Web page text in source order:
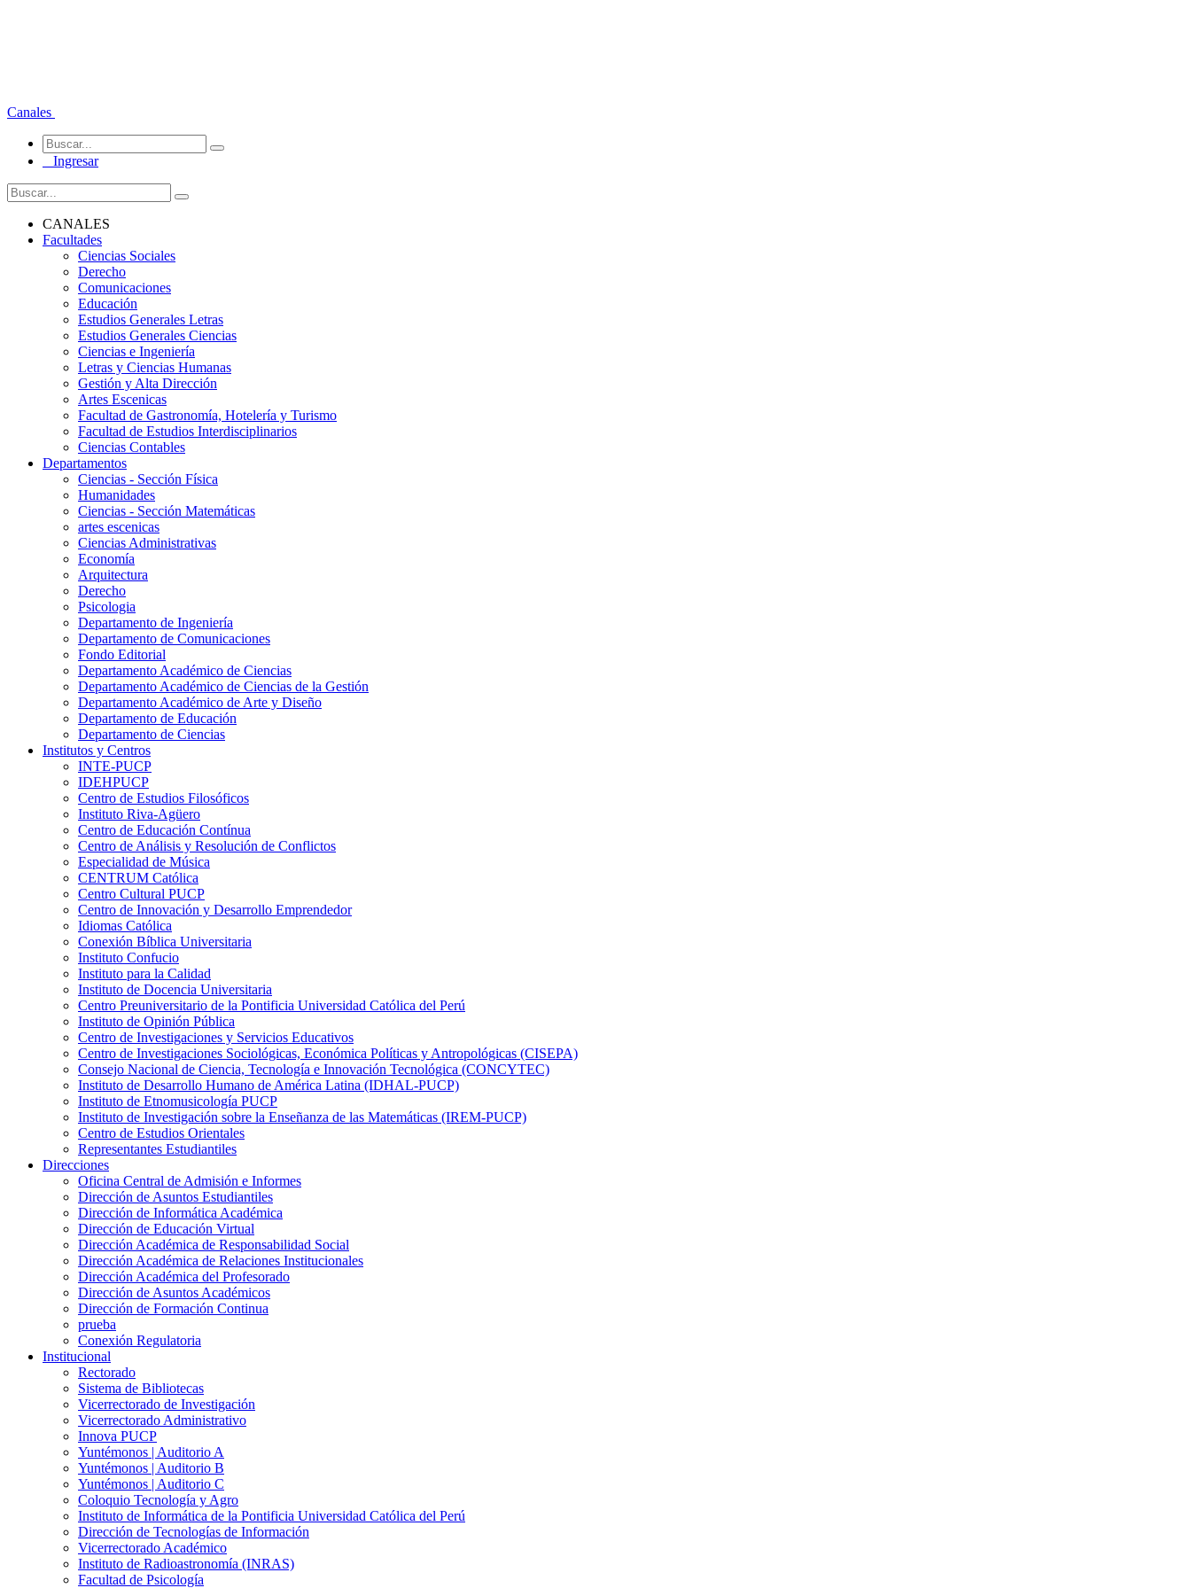
Canales
Ingresar
CANALES
Facultades
Ciencias Sociales
Derecho
Comunicaciones
Educación
Estudios Generales Letras
Estudios Generales Ciencias
Ciencias e Ingeniería
Letras y Ciencias Humanas
Gestión y Alta Dirección
Artes Escenicas
Facultad de Gastronomía, Hotelería y Turismo
Facultad de Estudios Interdisciplinarios
Ciencias Contables
Departamentos
Ciencias - Sección Física
Humanidades
Ciencias - Sección Matemáticas
artes escenicas
Ciencias Administrativas
Economía
Arquitectura
Derecho
Psicologia
Departamento de Ingeniería
Departamento de Comunicaciones
Fondo Editorial
Departamento Académico de Ciencias
Departamento Académico de Ciencias de la Gestión
Departamento Académico de Arte y Diseño
Departamento de Educación
Departamento de Ciencias
Institutos y Centros
INTE-PUCP
IDEHPUCP
Centro de Estudios Filosóficos
Instituto Riva-Agüero
Centro de Educación Contínua
Centro de Análisis y Resolución de Conflictos
Especialidad de Música
CENTRUM Católica
Centro Cultural PUCP
Centro de Innovación y Desarrollo Emprendedor
Idiomas Católica
Conexión Bíblica Universitaria
Instituto Confucio
Instituto para la Calidad
Instituto de Docencia Universitaria
Centro Preuniversitario de la Pontificia Universidad Católica del Perú
Instituto de Opinión Pública
Centro de Investigaciones y Servicios Educativos
Centro de Investigaciones Sociológicas, Económica Políticas y Antropológicas (CISEPA)
Consejo Nacional de Ciencia, Tecnología e Innovación Tecnológica (CONCYTEC)
Instituto de Desarrollo Humano de América Latina (IDHAL-PUCP)
Instituto de Etnomusicología PUCP
Instituto de Investigación sobre la Enseñanza de las Matemáticas (IREM-PUCP)
Centro de Estudios Orientales
Representantes Estudiantiles
Direcciones
Oficina Central de Admisión e Informes
Dirección de Asuntos Estudiantiles
Dirección de Informática Académica
Dirección de Educación Virtual
Dirección Académica de Responsabilidad Social
Dirección Académica de Relaciones Institucionales
Dirección Académica del Profesorado
Dirección de Asuntos Académicos
Dirección de Formación Continua
prueba
Conexión Regulatoria
Institucional
Rectorado
Sistema de Bibliotecas
Vicerrectorado de Investigación
Vicerrectorado Administrativo
Innova PUCP
Yuntémonos | Auditorio A
Yuntémonos | Auditorio B
Yuntémonos | Auditorio C
Coloquio Tecnología y Agro
Instituto de Informática de la Pontificia Universidad Católica del Perú
Dirección de Tecnologías de Información
Vicerrectorado Académico
Instituto de Radioastronomía (INRAS)
Facultad de Psicología